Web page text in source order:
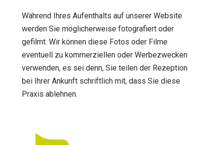
Während Ihres Aufenthalts auf unserer Website
werden Sie möglicherweise fotografiert oder
gefilmt. Wir können diese Fotos oder Filme
eventuell zu kommerziellen oder Werbezwecken
verwenden, es sei denn, Sie teilen der Rezeption
bei Ihrer Ankunft schriftlich mit, dass Sie diese
Praxis ablehnen.